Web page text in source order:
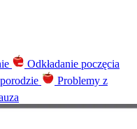
Odkładanie poczęcia
Problemy z